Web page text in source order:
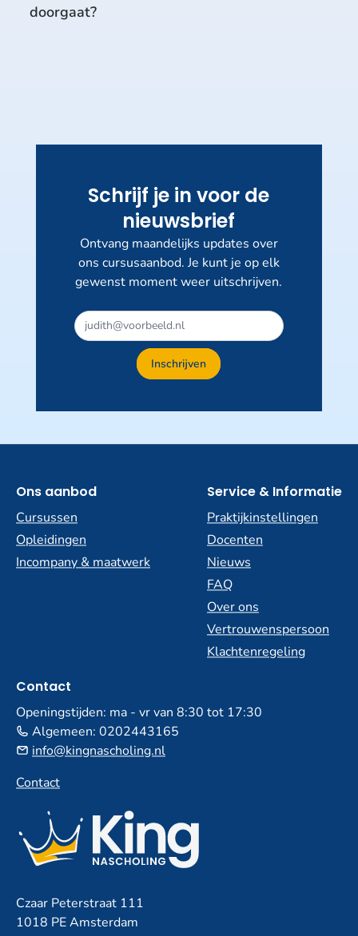
doorgaat?
Schrijf je in voor de
nieuwsbrief
Ontvang maandelijks updates over
ons cursusaanbod. Je kunt je op elk
gewenst moment weer uitschrijven.
Inschrijven
Ons aanbod
Cursussen
Opleidingen
Incompany & maatwerk
Service & Informatie
Praktijkinstellingen
Docenten
Nieuws
FAQ
Over ons
Vertrouwenspersoon
Klachtenregeling
Contact
Openingstijden: ma - vr van 8:30 tot 17:30
Algemeen: 0202443165
info@kingnascholing.nl
Contact
Czaar Peterstraat 111
1018 PE Amsterdam